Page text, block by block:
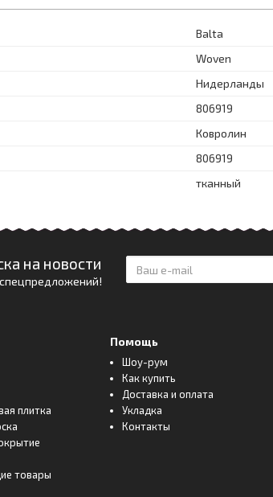
Balta
Woven
Нидерланды
806919
Ковролин
806919
тканный
на новости
спецпредложений!
плитка
товары
Помощь
Шоу-рум
Как купить
Доставка и оплата
Укладка
Контакты